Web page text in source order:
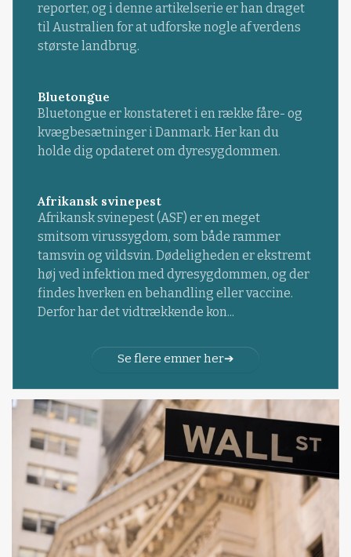
reporter, og i denne artikelserie er han draget
til Australien for at udforske nogle af verdens
største landbrug.
Bluetongue
Bluetongue er konstateret i en række fåre- og
kvægbesætninger i Danmark. Her kan du
holde dig opdateret om dyresygdommen.
Afrikansk svinepest
Afrikansk svinepest (ASF) er en meget
smitsom virussygdom, som både rammer
tamsvin og vildsvin. Dødeligheden er ekstremt
høj ved infektion med dyresygdommen, og der
findes hverken en behandling eller vaccine.
Derfor har det vidtrækkende kon...
Se flere emner her